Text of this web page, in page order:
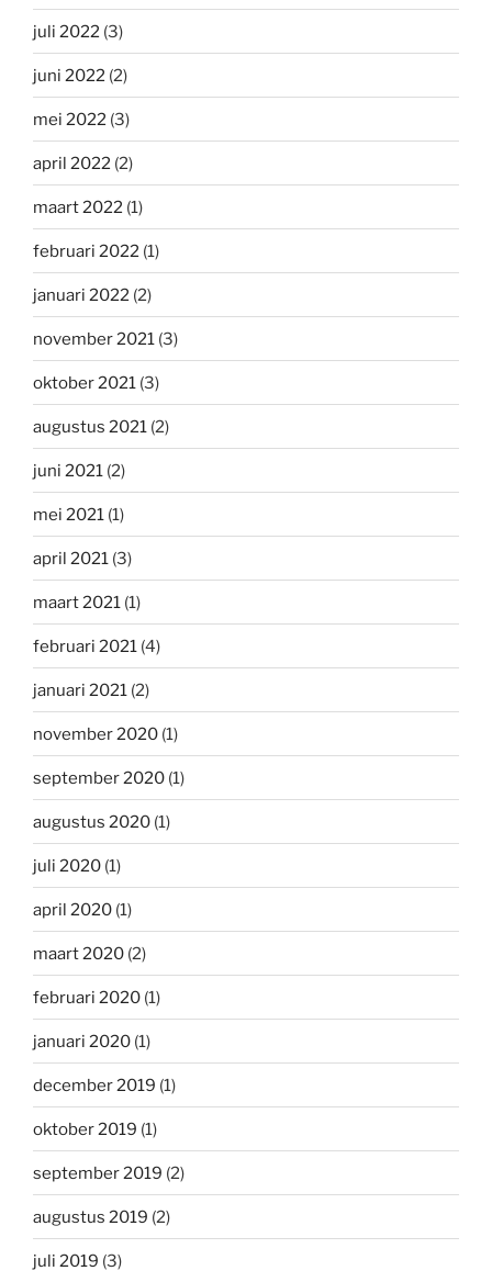
juli 2022 (3)
juni 2022 (2)
mei 2022 (3)
april 2022 (2)
maart 2022 (1)
februari 2022 (1)
januari 2022 (2)
november 2021 (3)
oktober 2021 (3)
augustus 2021 (2)
juni 2021 (2)
mei 2021 (1)
april 2021 (3)
maart 2021 (1)
februari 2021 (4)
januari 2021 (2)
november 2020 (1)
september 2020 (1)
augustus 2020 (1)
juli 2020 (1)
april 2020 (1)
maart 2020 (2)
februari 2020 (1)
januari 2020 (1)
december 2019 (1)
oktober 2019 (1)
september 2019 (2)
augustus 2019 (2)
juli 2019 (3)